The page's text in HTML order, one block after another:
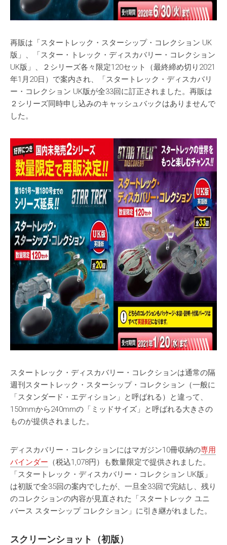
再販は「スタートレック・スターシップ・コレクション UK
版」、「スター・トレック・ディスカバリー・コレクション
UK版」、２シリーズ各々限定120セット（最終締め切り2021
年1月20日）で案内され、「スタートレック・ディスカバリ
ー・コレクション UK版が全33回に訂正されました。再販は
２シリーズ同時申し込みのキャッシュバックはありませんで
した。
スタートレック・ディスカバリー・コレクションは通常の隔
週刊スタートレック・スターシップ・コレクション（一般に
「スタンダード・エディション」と呼ばれる）と違って、
150mmから240mmの「ミッドサイズ」と呼ばれる大きさの
ものが提供されました。
ディスカバリー・コレクションにはマガジン10冊収納の専用
バインダー （税込1,078円）も数量限定で提供されました。
「スタートレック・ディスカバリー・コレクション UK版」
は初販で全35回の案内でしたが、一旦全33回で完結し、残り
のコレクションの内容が見直された「スタートレック ユニ
バース スターシップ コレクション」に引き継がれました。
スクリーンショット（初版）